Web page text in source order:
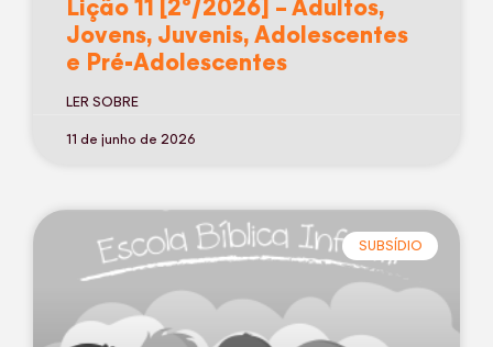
Lição 11 [2º/2026] – Adultos,
Jovens, Juvenis, Adolescentes
e Pré-Adolescentes
LER SOBRE
11 de junho de 2026
SUBSÍDIO